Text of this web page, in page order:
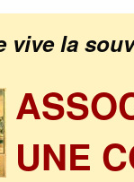
vive la
UNE